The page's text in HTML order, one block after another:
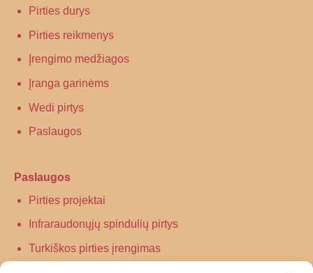
Pirties durys
Pirties reikmenys
Įrengimo medžiagos
Įranga garinėms
Wedi pirtys
Paslaugos
Paslaugos
Pirties projektai
Infraraudonųjų spindulių pirtys
Turkiškos pirties įrengimas